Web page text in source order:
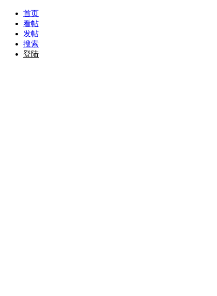
首页
看帖
发帖
搜索
登陆